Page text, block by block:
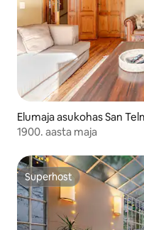
Elumaja asukohas San
1900. aasta maja
Superhost
Superhost